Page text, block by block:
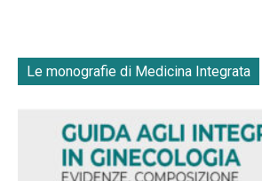
Le monografie di Medicina Integrata